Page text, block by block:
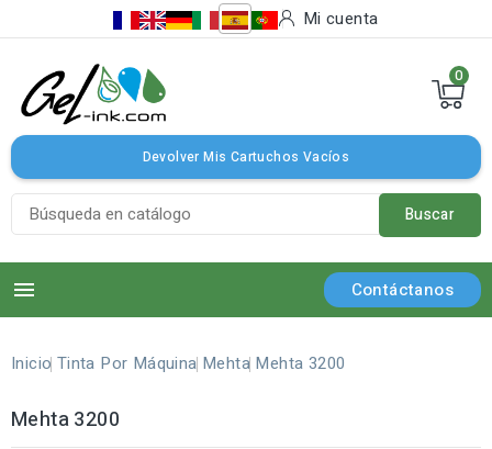
Mi cuenta
0
Devolver Mis Cartuchos Vacíos
Buscar
 Contáctanos
Inicio Tinta Por Máquina Mehta Mehta 3200
Mehta 3200